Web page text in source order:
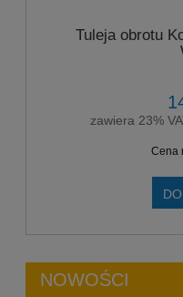
Tuleja obrotu
zawiera 23%
Cena
NOWOŚCI